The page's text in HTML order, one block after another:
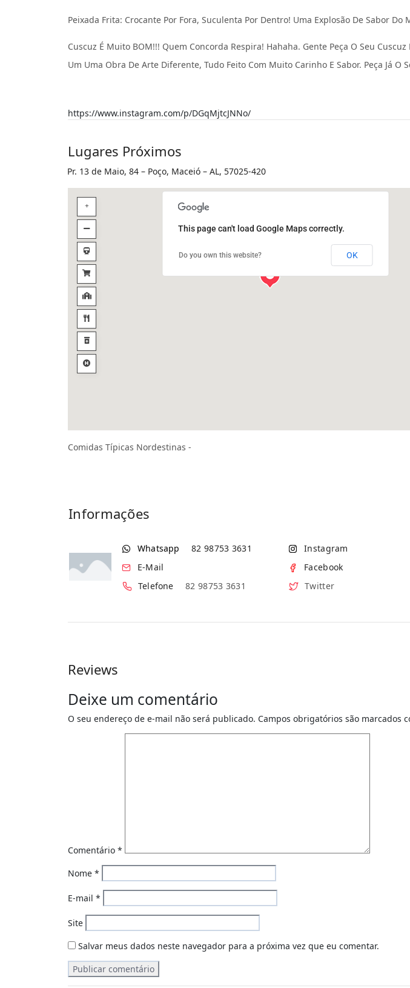
Peixada Frita: Crocante Por Fora, Suculenta Por Dentro! Uma Explosão De Sabor Do
Cuscuz É Muito BOM!!! Quem Concorda Respira! Hahaha. Gente Peça O Seu Cuscuz
Um Uma Obra De Arte Diferente, Tudo Feito Com Muito Carinho E Sabor. Peça Já O
https://www.instagram.com/p/DGqMjtcJNNo/
Lugares Próximos
Pr. 13 de Maio, 84 – Poço, Maceió – AL, 57025-420
This page can't load Google Maps correctly.
Do you own this website? OK
Comidas Típicas Nordestinas -
Informações
Whatsapp
82 98753 3631
E-Mail
Telefone
82 98753 3631
Instagram
Facebook
Twitter
Reviews
Deixe um comentário
O seu endereço de e-mail não será publicado. Campos obrigatórios são marcados
Comentário *
Nome *
E-mail *
Site
Salvar meus dados neste navegador para a próxima vez que eu comentar.